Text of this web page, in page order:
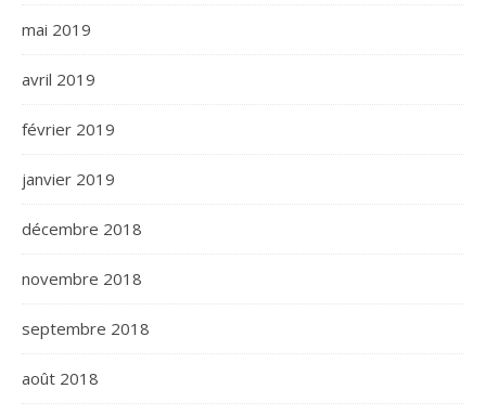
mai 2019
avril 2019
février 2019
janvier 2019
décembre 2018
novembre 2018
septembre 2018
août 2018